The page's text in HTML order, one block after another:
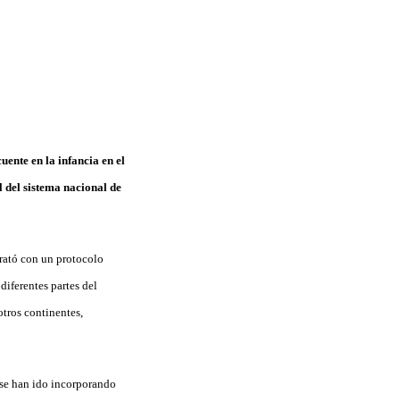
en la infancia en el
del sistema nacional de
con un protocolo
partes del
continentes,
han ido incorporando